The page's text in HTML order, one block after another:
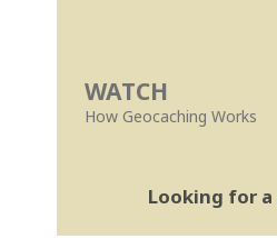
WATCH
How Geocaching Works
Looking for